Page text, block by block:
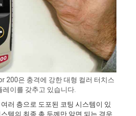
200은 충격에 강한 대형 컬러 터치스
레이를 갖추고 있습니다.
러 층으로 도포된 코팅 시스템이 있
템의 최종 총 두께만 알면 되는 경우